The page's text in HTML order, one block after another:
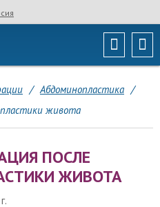
/ Абдоминопластика /
живота
ПОСЛЕ
ЖИВОТА